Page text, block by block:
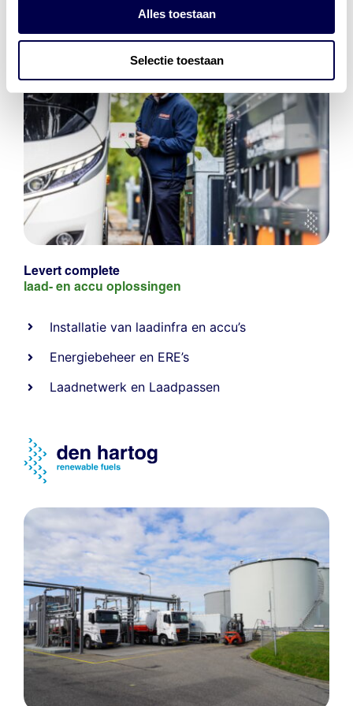
Alles toestaan
Selectie toestaan
Levert complete
laad- en accu oplossingen
Installatie van laadinfra en accu’s
Energiebeheer en ERE’s
Laadnetwerk en Laadpassen